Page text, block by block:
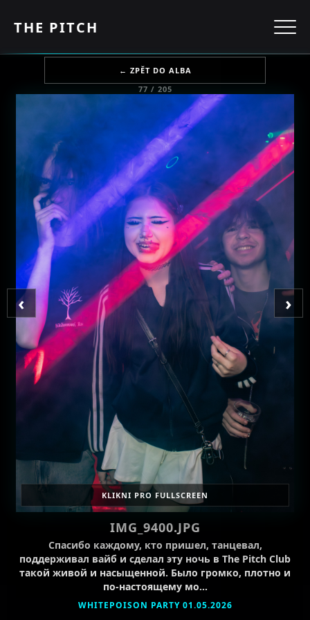
THE PITCH
← ZPĚT DO ALBA
77 / 205
‹ ›
KLIKNI PRO FULLSCREEN
IMG_9400.JPG
Спасибо каждому, кто пришел, танцевал,
поддерживал вайб и сделал эту ночь в The Pitch Club
такой живой и насыщенной. Было громко, плотно и
по-настоящему мо…
WHITEPOISON PARTY 01.05.2026